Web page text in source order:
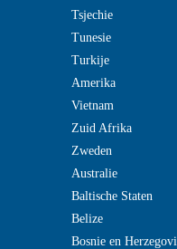
Tsjechie
Tunesie
Turkije
Amerika
Vietnam
Zuid Afrika
Zweden
Australie
Baltische Staten
Belize
Bosnie en